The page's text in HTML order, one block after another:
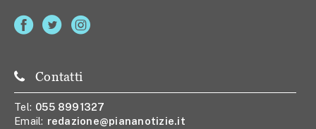
Contatti
Tel: 055 8991327
Email: redazione@piananotizie.it